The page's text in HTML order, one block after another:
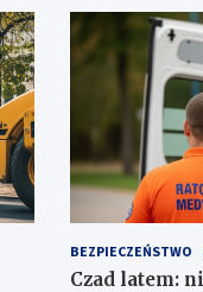
BEZPIECZEŃSTWO
Czad latem: